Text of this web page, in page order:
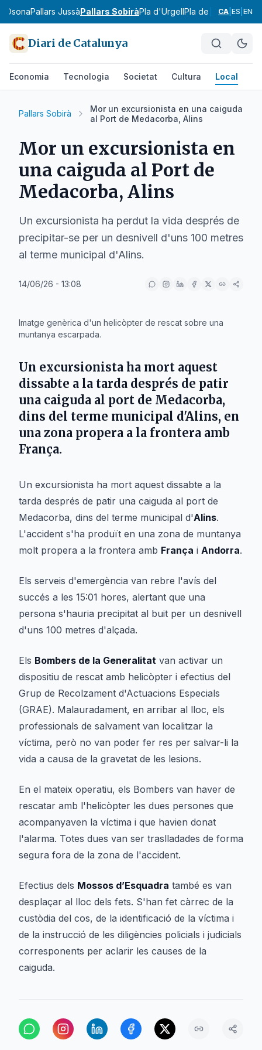
OsonaPallars JussàPallars SobiràPla d'UrgellPla de l'Estany
CA ES EN
Diari de Catalunya
Economia Tecnologia Societat Cultura Local
Pallars Sobirà
Mor un excursionista en una caiguda
al Port de Medacorba, Alins
Mor un excursionista en
una caiguda al Port de
Medacorba, Alins
Un excursionista ha perdut la vida després de
precipitar-se per un desnivell d'uns 100 metres
al terme municipal d'Alins.
14/06/26 - 13:08
Imatge genèrica d'un helicòpter de rescat sobre una
muntanya escarpada.
Un excursionista ha mort aquest
dissabte a la tarda després de patir
una caiguda al port de Medacorba,
dins del terme municipal d'Alins, en
una zona propera a la frontera amb
França.
Un excursionista ha mort aquest dissabte a la
tarda després de patir una caiguda al port de
Medacorba, dins del terme municipal d'Alins.
L'accident s'ha produït en una zona de muntanya
molt propera a la frontera amb França i Andorra.
Els serveis d'emergència van rebre l'avís del
succés a les 15:01 hores, alertant que una
persona s'hauria precipitat al buit per un desnivell
d'uns 100 metres d'alçada.
Els Bombers de la Generalitat van activar un
dispositiu de rescat amb helicòpter i efectius del
Grup de Recolzament d'Actuacions Especials
(GRAE). Malauradament, en arribar al lloc, els
professionals de salvament van localitzar la
víctima, però no van poder fer res per salvar-li la
vida a causa de la gravetat de les lesions.
En el mateix operatiu, els Bombers van haver de
rescatar amb l'helicòpter les dues persones que
acompanyaven la víctima i que havien donat
l'alarma. Totes dues van ser traslladades de forma
segura fora de la zona de l'accident.
Efectius dels Mossos d’Esquadra també es van
desplaçar al lloc dels fets. S'han fet càrrec de la
custòdia del cos, de la identificació de la víctima i
de la instrucció de les diligències policials i judicials
corresponents per aclarir les causes de la
caiguda.